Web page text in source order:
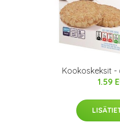
Kookoskeksit -
1.59